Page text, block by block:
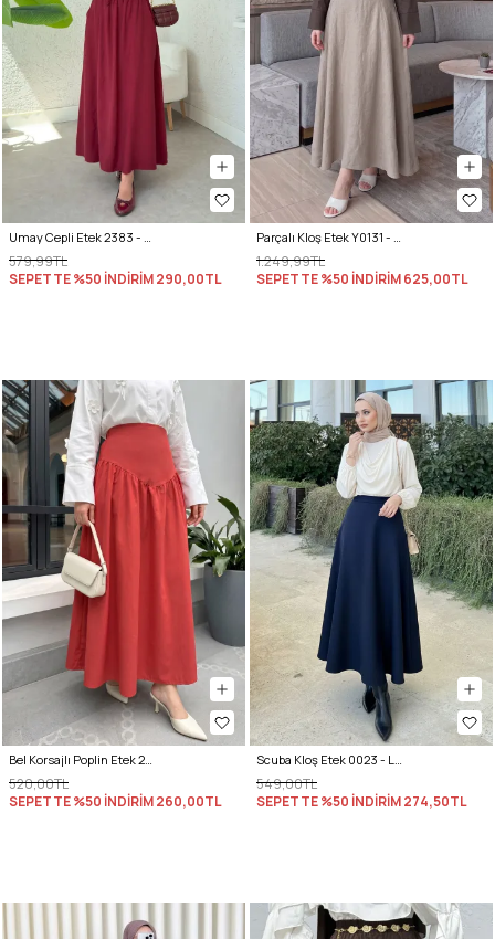
Umay Cepli Etek 2383 - BORDO
579,99TL
SEPETTE %50 İNDİRİM290,00TL
Parçalı Kloş Etek Y0131 - TAŞ RENGİ
1.249,99TL
SEPETTE %50 İNDİRİM625,00TL
Bel Korsajlı Poplin Etek 26061 - KIRMIZI
520,00TL
SEPETTE %50 İNDİRİM260,00TL
Scuba Kloş Etek 0023 - LACİVERT
549,00TL
SEPETTE %50 İNDİRİM274,50TL